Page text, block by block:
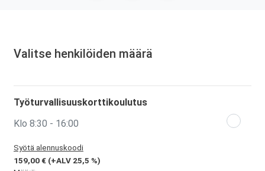
Valitse henkilöiden määrä
Työturvallisuuskorttikoulutus
Klo 8:30 - 16:00
Syötä alennuskoodi
159,00 € (+ALV 25,5 %)